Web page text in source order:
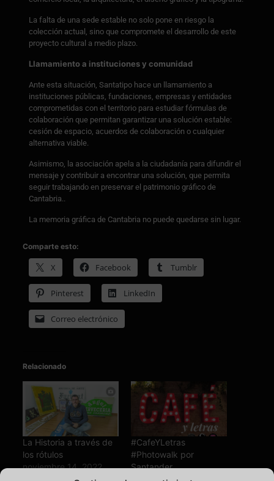
La falta de una sede estable no solo pone en riesgo la
colección actual, sino que compromete el desarrollo de este
proyecto cultural a medio plazo.
Llamamiento a instituciones y comunidad
Ante esta situación, Santatipo hace un llamamiento a
instituciones públicas, fundaciones, empresas y entidades
comprometidas con el territorio para estudiar fórmulas de
colaboración que permitan garantizar una solución estable:
cesión de espacio, acuerdos de colaboración o cualquier
alternativa viable.
Asimismo, la asociación apela a la ciudadanía para difundir el
mensaje y contribuir a encontrar una solución, que permita
seguir trabajando en preservar el patrimonio gráfico de
Cantabria..
La memoria gráfica de Cantabria no puede quedarse sin lugar.
Comparte esto:
X Facebook Tumblr
Pinterest LinkedIn
Correo electrónico
Relacionado
La Historia a través de
los rótulos
noviembre 14, 2022
#CafeYLetras
#Photowalk por
Santander